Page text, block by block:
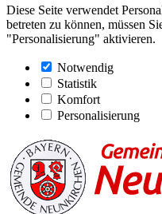
Diese Seite verwendet
betreten zu können, müssen
"Personalisierung" aktivieren.
Notwendig
Statistik
Komfort
Personalisierung